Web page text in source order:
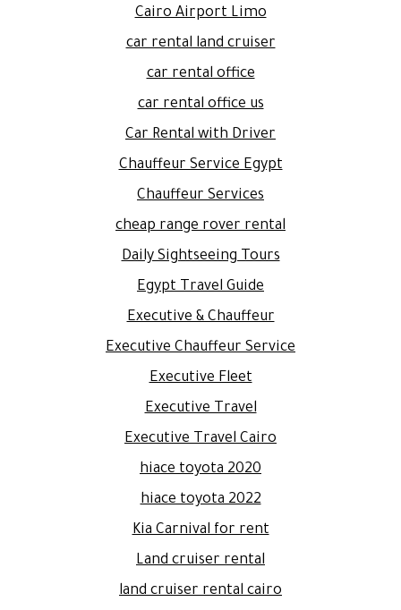
Cairo Airport Limo
car rental land cruiser
car rental office
car rental office us
Car Rental with Driver
Chauffeur Service Egypt
Chauffeur Services
cheap range rover rental
Daily Sightseeing Tours
Egypt Travel Guide
Executive & Chauffeur
Executive Chauffeur Service
Executive Fleet
Executive Travel
Executive Travel Cairo
hiace toyota 2020
hiace toyota 2022
Kia Carnival for rent
Land cruiser rental
land cruiser rental cairo